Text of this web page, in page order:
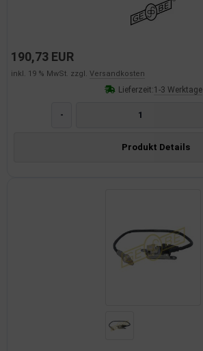
190,73 EUR
inkl. 19 % MwSt. zzgl. Versandkosten
Lieferzeit:1-3 Werktage
-
Produkt Details